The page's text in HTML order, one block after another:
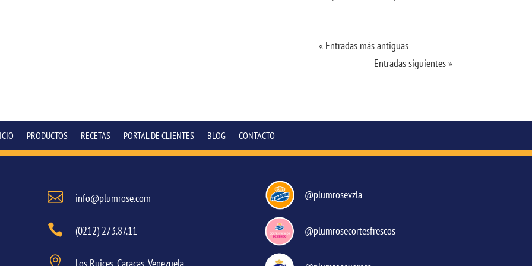
« Entradas más antiguas
Entradas siguientes »
PRODUCTOS RECETAS PORTAL DE CLIENTES BLOG CONTACTO
 info@plumrose.com
 (0212) 273.87.11

@plumrosevzla
@plumrosecortesfrescos